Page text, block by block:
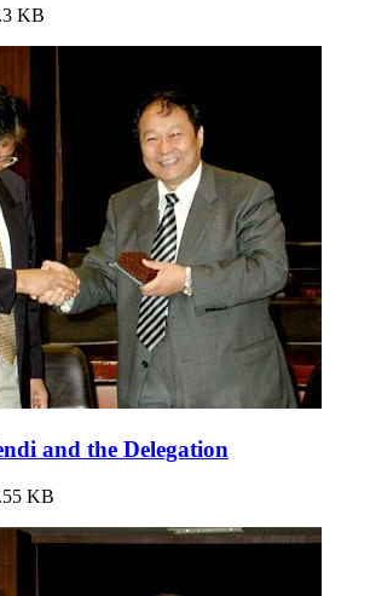
KB
and the Delegation
KB